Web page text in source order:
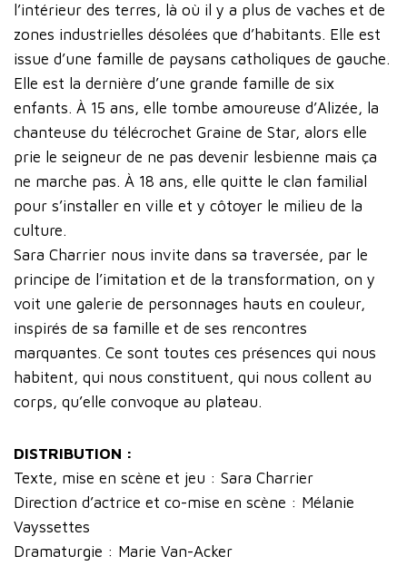
l’intérieur des terres, là où il y a plus de vaches et de
zones industrielles désolées que d’habitants. Elle est
issue d’une famille de paysans catholiques de gauche.
Elle est la dernière d’une grande famille de six
enfants. À 15 ans, elle tombe amoureuse d’Alizée, la
chanteuse du télécrochet Graine de Star, alors elle
prie le seigneur de ne pas devenir lesbienne mais ça
ne marche pas. À 18 ans, elle quitte le clan familial
pour s’installer en ville et y côtoyer le milieu de la
culture.
Sara Charrier nous invite dans sa traversée, par le
principe de l’imitation et de la transformation, on y
voit une galerie de personnages hauts en couleur,
inspirés de sa famille et de ses rencontres
marquantes. Ce sont toutes ces présences qui nous
habitent, qui nous constituent, qui nous collent au
corps, qu’elle convoque au plateau.
DISTRIBUTION :
Texte, mise en scène et jeu : Sara Charrier
Direction d’actrice et co-mise en scène : Mélanie
Vayssettes
Dramaturgie : Marie Van-Acker